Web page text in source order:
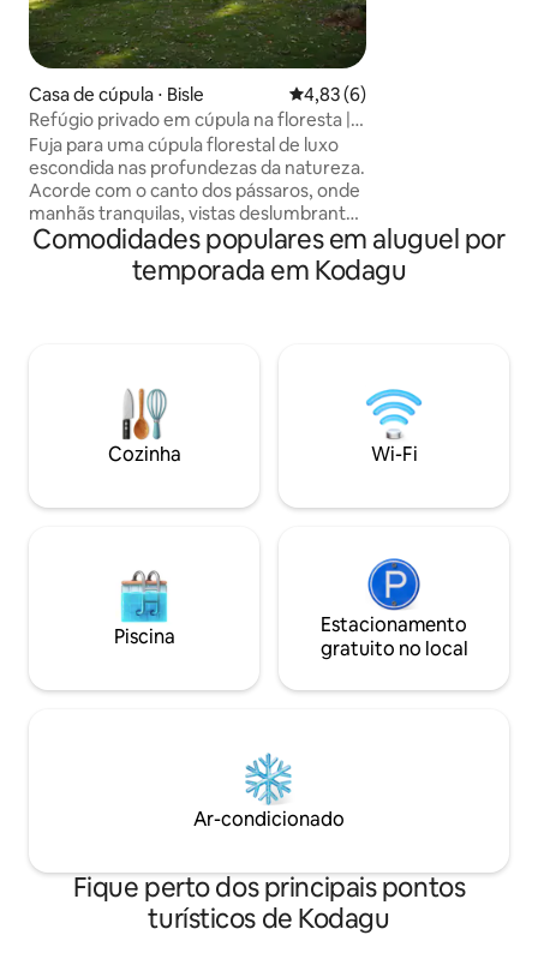
Casa de cúpula ⋅ Bisle 4,83 de uma avaliação média
4,83 (6)
Refúgio privado em cúpula na floresta |
Piscina e trilhas na natureza
Fuja para uma cúpula florestal de luxo
escondida nas profundezas da natureza.
Acorde com o canto dos pássaros, onde
manhãs tranquilas, vistas deslumbrantes
do vale e noites inesquecíveis sob as
estrelas esperam por você. Desfrute de
café da manhã gratuito, passeios
casais, famílias e amantes da natureza
que procuram relaxar, se reconectar
com a natureza e experimentar um
refúgio único longe da agitação da
estimação.
Comodidades populares em aluguel por
temporada em Kodagu
Cozinha Wi-Fi
Piscina
Estacionamento
gratuito no local
Ar-condicionado
Fique perto dos principais pontos
turísticos de Kodagu